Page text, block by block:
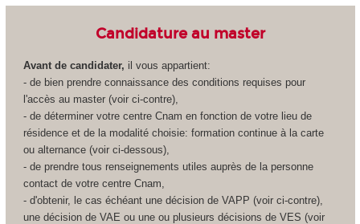
Candidature au master
Avant de candidater, il vous appartient:
- de bien prendre connaissance des conditions requises pour
l'accès au master (voir ci-contre),
- de déterminer votre centre Cnam en fonction de votre lieu de
résidence et de la modalité choisie: formation continue à la carte
ou alternance (voir ci-dessous),
- de prendre tous renseignements utiles auprès de la personne
contact de votre centre Cnam,
- d'obtenir, le cas échéant une décision de VAPP (voir ci-contre),
une décision de VAE ou une ou plusieurs décisions de VES (voir